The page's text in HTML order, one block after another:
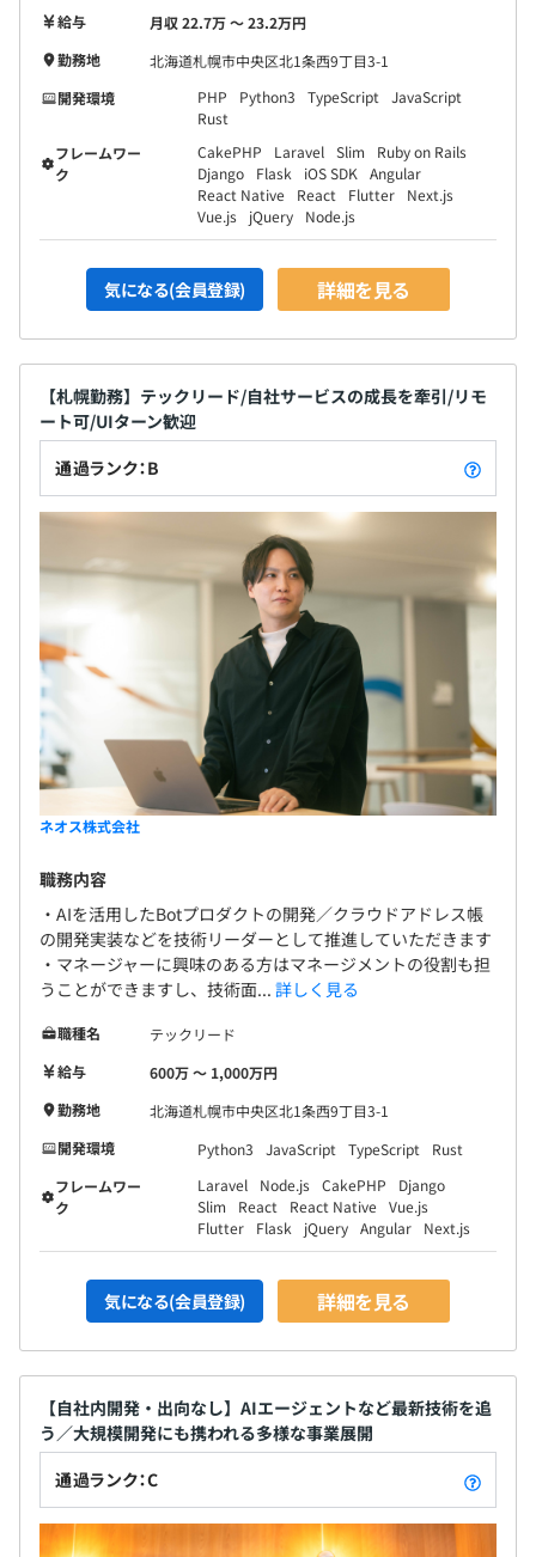
給与
月収 22.7万 〜 23.2万円
勤務地
北海道札幌市中央区北1条西9丁目3-1
開発環境
PHP Python3 TypeScript
JavaScript
Rust
フレームワー
ク
CakePHP Laravel Slim
Ruby on Rails
Django
Flask iOS SDK
Angular
React Native
React Flutter
Next.js
Vue.js
jQuery Node.js
気になる(会員登録) 詳細を見る
【札幌勤務】テックリード/自社サービスの成長を牽引/リモ
ート可/UIターン歓迎
通過ランク：B
ネオス株式会社
職務内容
・AIを活用したBotプロダクトの開発／クラウドアドレス帳
の開発実装などを技術リーダーとして推進していただきます
・マネージャーに興味のある方はマネージメントの役割も担
うことができますし、技術面... 詳しく見る
職種名
テックリード
給与
600万 〜 1,000万円
勤務地
北海道札幌市中央区北1条西9丁目3-1
開発環境
Python3 JavaScript TypeScript
Rust
フレームワー
ク
Laravel Node.js CakePHP
Django
Slim
React React Native Vue.js
Flutter
Flask jQuery Angular Next.js
気になる(会員登録) 詳細を見る
【自社内開発・出向なし】AIエージェントなど最新技術を追
う／大規模開発にも携われる多様な事業展開
通過ランク：C